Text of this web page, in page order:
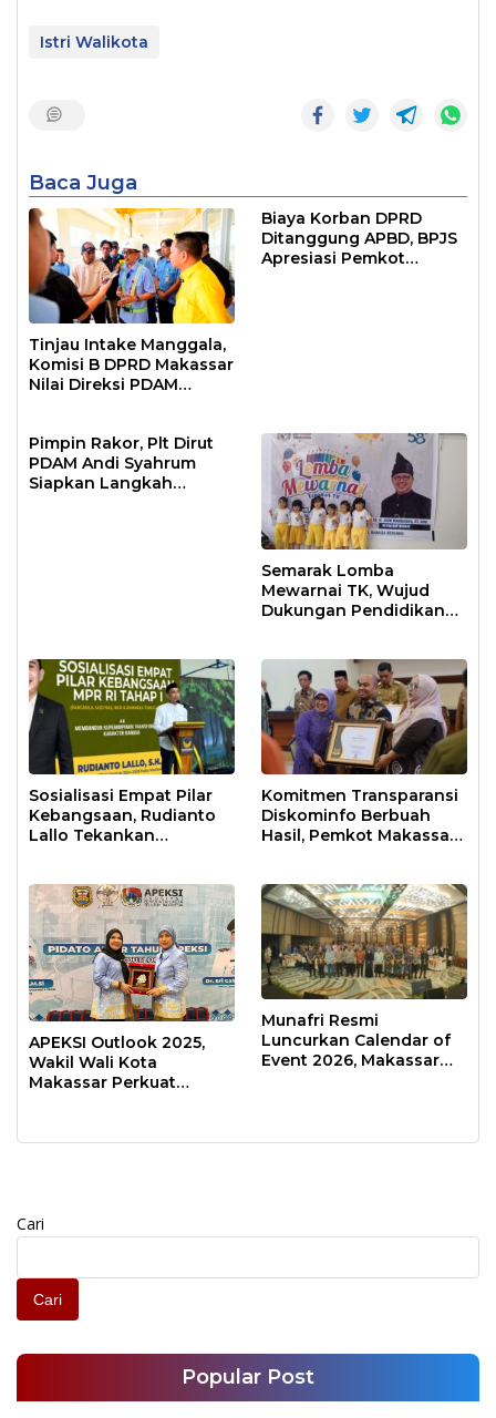
Istri Walikota
Baca Juga
Tinjau Intake Manggala,
Komisi B DPRD Makassar
Nilai Direksi PDAM
Biaya Korban DPRD
Ditanggung APBD, BPJS
Apresiasi Pemkot
Pimpin Rakor, Plt Dirut
PDAM Andi Syahrum
Siapkan Langkah
Semarak Lomba
Mewarnai TK, Wujud
Dukungan Pendidikan
Sosialisasi Empat Pilar
Kebangsaan, Rudianto
Lallo Tekankan
Komitmen Transparansi
Diskominfo Berbuah
Hasil, Pemkot Makassar
APEKSI Outlook 2025,
Wakil Wali Kota
Makassar Perkuat
Munafri Resmi
Luncurkan Calendar of
Event 2026, Makassar
Cari
Cari
Popular Post